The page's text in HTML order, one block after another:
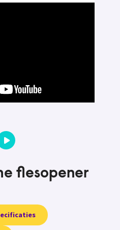
flesopener